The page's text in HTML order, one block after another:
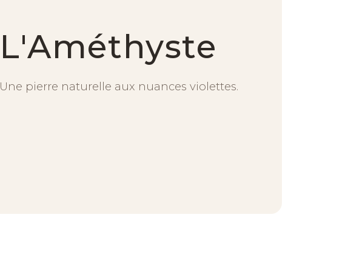
L'Améthyste
Une pierre naturelle aux nuances violettes.